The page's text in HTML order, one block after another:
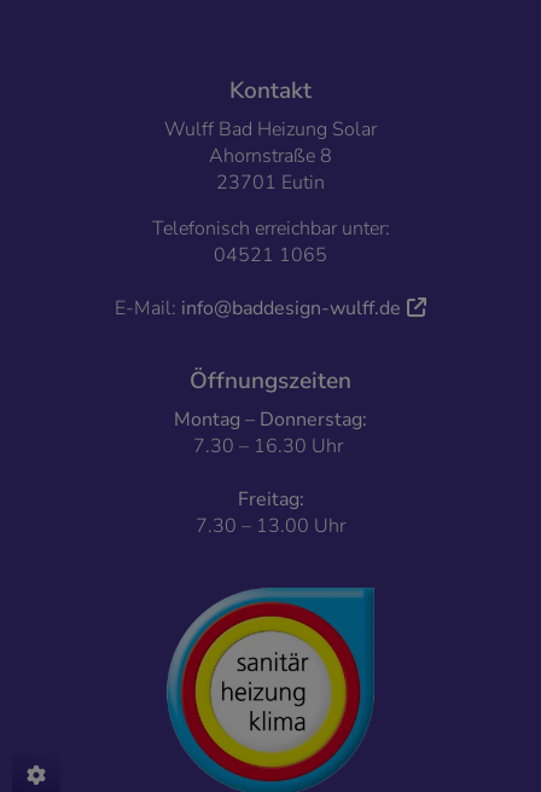
FOOTER - KONTAKTDATEN UND
Kontakt
Wulff Bad Heizung Solar
Ahornstraße 8
23701 Eutin
Telefonisch erreichbar unter:
04521 1065
E-Mail: info@baddesign-wulff.de
Öffnungszeiten
Montag – Donnerstag:
7.30 – 16.30 Uhr
Freitag:
7.30 – 13.00 Uhr